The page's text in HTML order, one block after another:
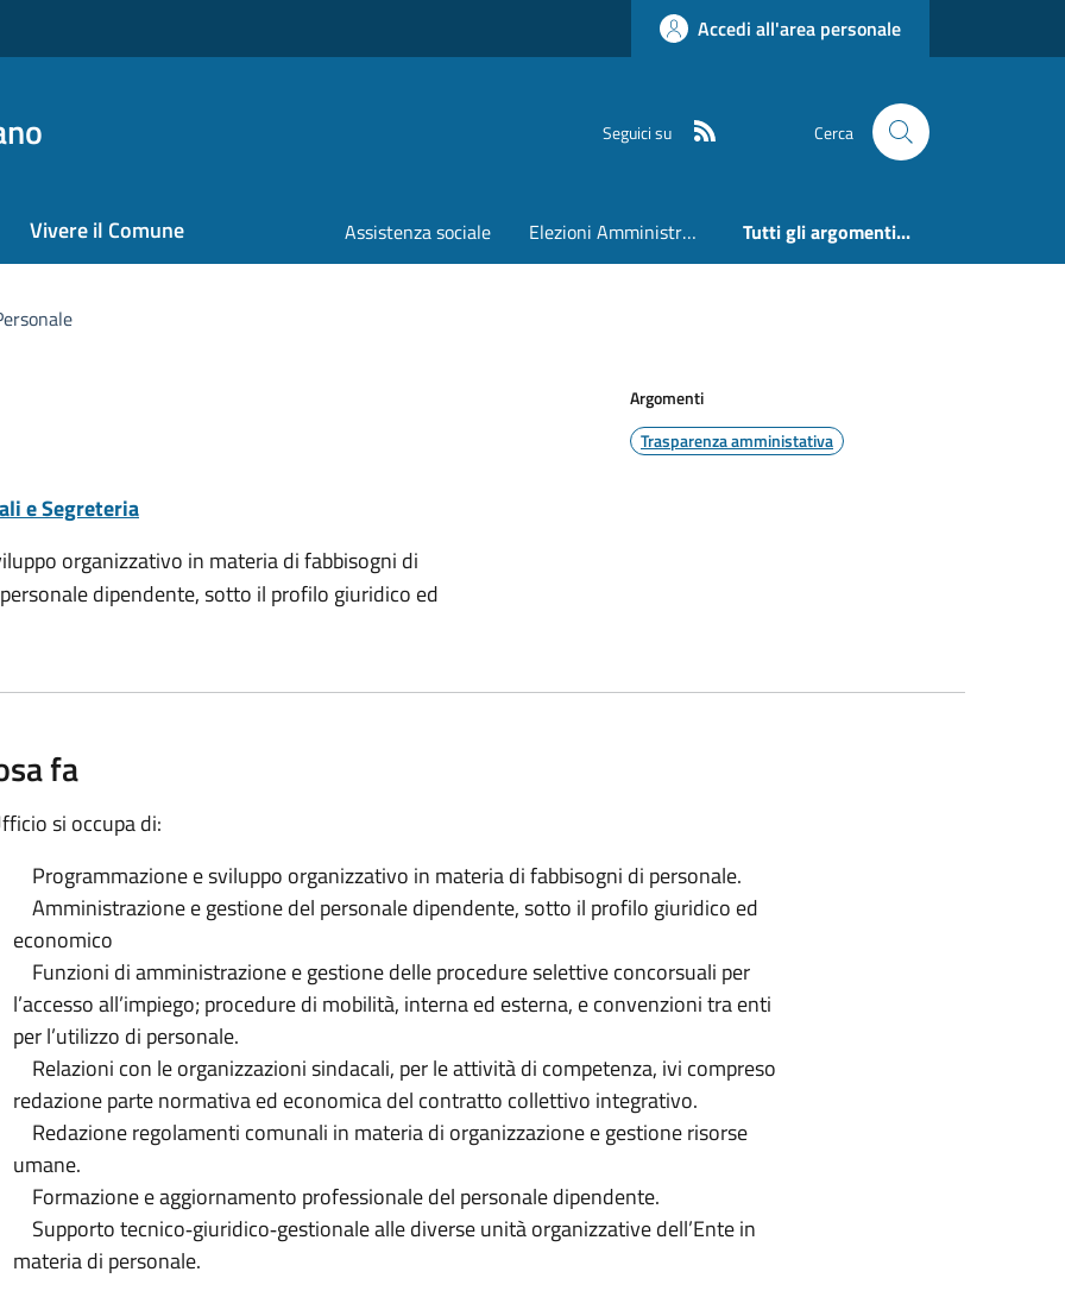
Accedi all'area personale
Seguici su Cerca
Vivere il Comune Assistenza sociale Elezioni Amministrative 24 e 25 Maggio 2026 Tutti gli argomenti...
e Segreteria
organizzativo in materia di fabbisogni di
dipendente, sotto il profilo giuridico ed
Argomenti
Trasparenza amministativa
fa
si occupa di:
Programmazione e sviluppo organizzativo in materia di fabbisogni di personale.
Amministrazione e gestione del personale dipendente, sotto il profilo giuridico ed
economico
Funzioni di amministrazione e gestione delle procedure selettive concorsuali per
l’accesso all’impiego; procedure di mobilità, interna ed esterna, e convenzioni tra enti
per l’utilizzo di personale.
Relazioni con le organizzazioni sindacali, per le attività di competenza, ivi compreso
redazione parte normativa ed economica del contratto collettivo integrativo.
Redazione regolamenti comunali in materia di organizzazione e gestione risorse
umane.
Formazione e aggiornamento professionale del personale dipendente.
Supporto tecnico‐giuridico‐gestionale alle diverse unità organizzative dell’Ente in
materia di personale.